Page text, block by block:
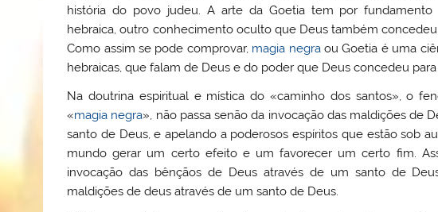
história do povo judeu. A arte da Goetia tem por fundamento
hebraica, outro conhecimento oculto que Deus também
Como assim se pode comprovar, magia negraou Goetia é uma
hebraicas, que falam de Deus e do poder que Deus concedeu
Na doutrina espiritual e mística do «caminho dos santos», o
«magia negra», não passa senão da invocação das maldições de
santo de Deus, e apelando a poderosos espíritos que estão sob
mundo gerar um certo efeito e um favorecer um certo fim.
invocação das bênçãos de Deus através de um santo de
maldições de deus através de um santo de Deus.